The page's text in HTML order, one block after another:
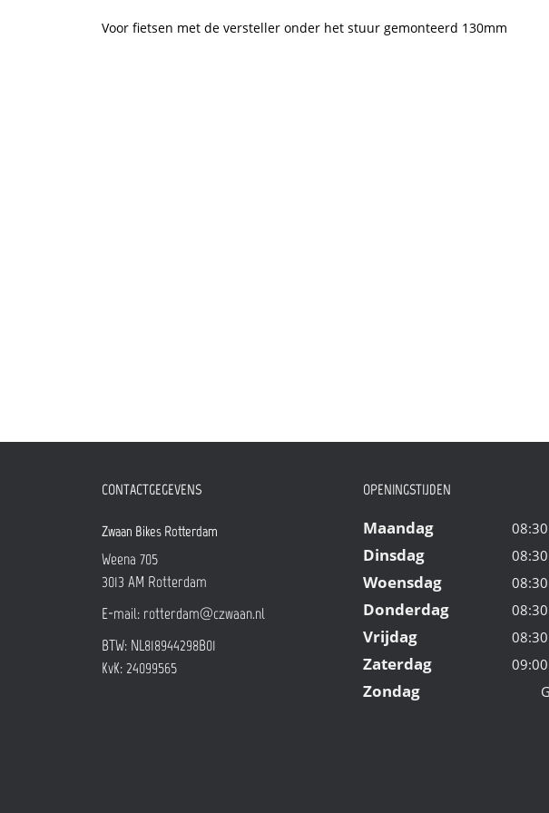
Voor fietsen met de versteller onder het stuur gemonteerd 130mm
CONTACTGEGEVENS
Zwaan Bikes Rotterdam
Weena 705
3013 AM Rotterdam
E-mail: rotterdam@czwaan.nl
BTW: NL818944298B01
KvK: 24099565
OPENINGSTIJDEN
Maandag
Dinsdag
Woensdag
Donderdag
Vrijdag
Zaterdag
Zondag